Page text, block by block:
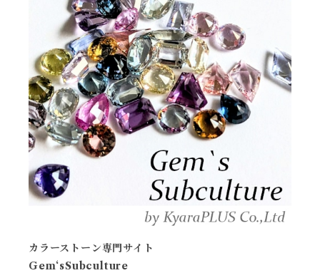
カラーストーン専門サイト
Gem‘sSubculture